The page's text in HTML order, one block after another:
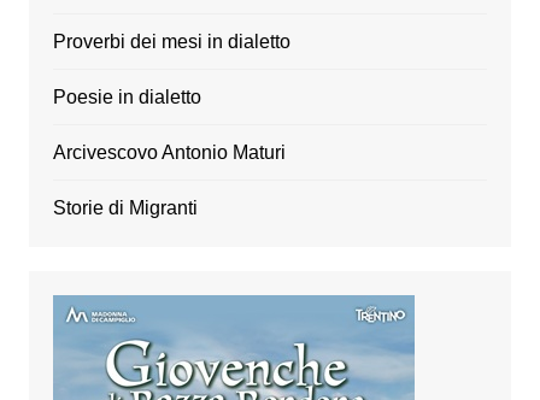
Proverbi dei mesi in dialetto
Poesie in dialetto
Arcivescovo Antonio Maturi
Storie di Migranti